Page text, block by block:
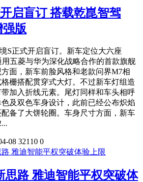
启盲订 搭载乾崑智驾
强版
正式开启盲订。新车定位大六座
五菱与华为深化战略合作的首款旗舰
，新车前脸风格和老款问界M7相
栅搭配贯穿式大灯。不过新车灯组造
加入折线元素。尾灯同样和车头相呼
及双色车身设计，此前已经公布炽焰
备了大饼轮圈。车身尺寸方面，新车
08 32110 0
思路 雅迪智能平权突破体